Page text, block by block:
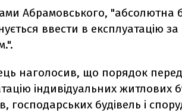
Абрамовського, "абсолютна
ввести в експлуатацію
наголосив, що порядок
індивідуальних житлових
господарських будівель і